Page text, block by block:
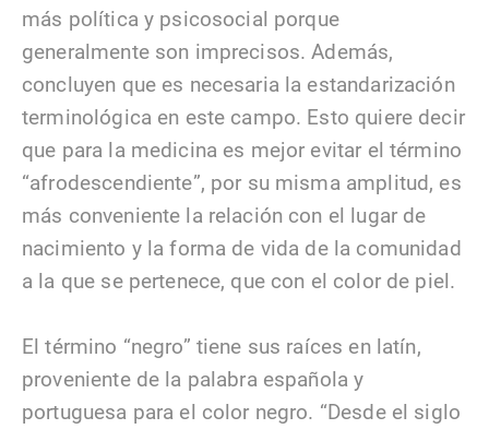
más política y psicosocial porque
generalmente son imprecisos. Además,
concluyen que es necesaria la estandarización
terminológica en este campo. Esto quiere decir
que para la medicina es mejor evitar el término
“afrodescendiente”, por su misma amplitud, es
más conveniente la relación con el lugar de
nacimiento y la forma de vida de la comunidad
a la que se pertenece, que con el color de piel.
El término “negro” tiene sus raíces en latín,
proveniente de la palabra española y
portuguesa para el color negro. “Desde el siglo